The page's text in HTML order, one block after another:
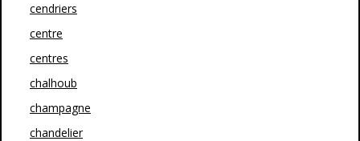
cendriers
centre
centres
chalhoub
champagne
chandelier